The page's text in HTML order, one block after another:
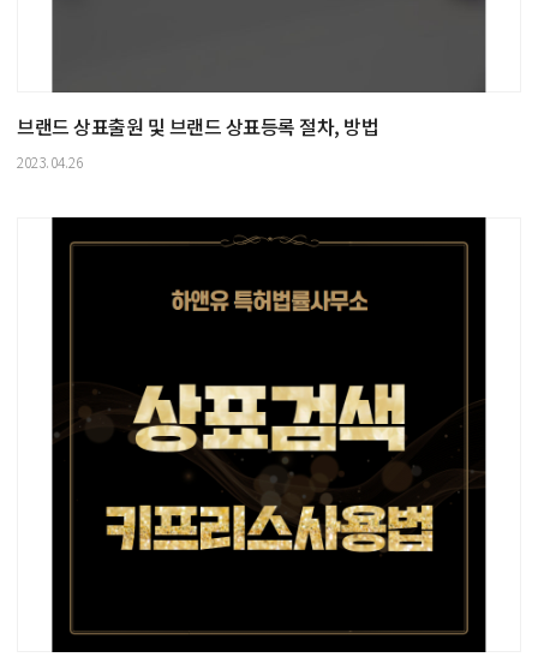
브랜드 상표출원 및 브랜드 상표등록 절차, 방법
2023.04.26